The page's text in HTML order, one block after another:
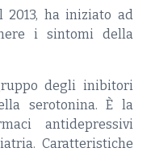
ha iniziato ad
i sintomi della
degli inibitori
serotonina. È la
antidepressivi
Caratteristiche